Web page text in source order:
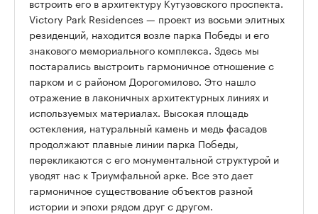
Victory Park Residences — проект из восьми элитных
резиденций, находится возле парка Победы и его
знакового мемориального комплекса. Здесь мы
постарались выстроить гармоничное отношение с
парком и с районом Дорогомилово. Это нашло
отражение в лаконичных архитектурных линиях и
используемых материалах. Высокая площадь
остекления, натуральный камень и медь фасадов
продолжают плавные линии парка Победы,
перекликаются с его монументальной структурой и
уводят нас к Триумфальной арке. Все это дает
гармоничное существование объектов разной
истории и эпохи рядом друг с другом.